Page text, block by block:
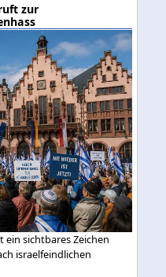
zur
ein sichtbares Zeichen
israelfeindlichen